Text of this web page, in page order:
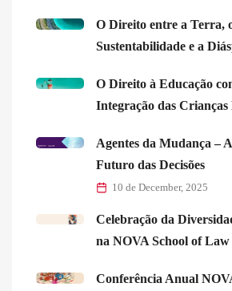
O Direito entre a Terra,
Sustentabilidade e a
O Direito à Educação
Integração das
Agentes da Mudança –
Futuro das Decisões
10 de December, 2025
Celebração da
na NOVA School of Law
Conferência Anual